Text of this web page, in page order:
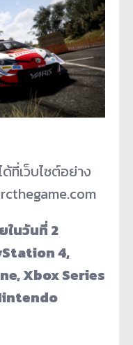
ที่เว็บไซต์อย่าง
ในวันที่ 2
4,
Xbox Series